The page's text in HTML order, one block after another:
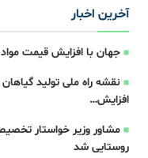
آخرین اخبار
جهان با افزایش قیمت
نقشه راه ملی تولید
افزایش…
مشاور وزیر خواستار
روستایی شد